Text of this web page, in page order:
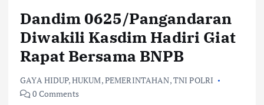
Dandim 0625/Pangandaran
Diwakili Kasdim Hadiri Giat
Rapat Bersama BNPB
GAYA HIDUP,HUKUM,PEMERINTAHAN,TNI POLRI
0 Comments